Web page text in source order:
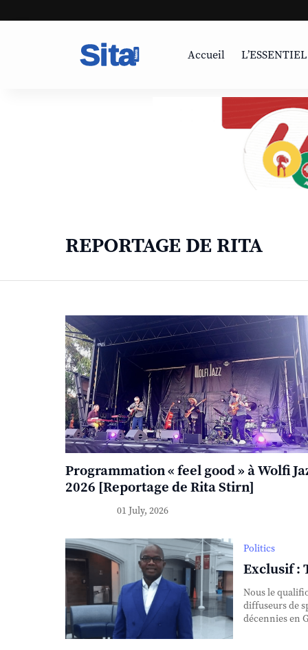
Accueil L’ESSENTIEL
REPORTAGE DE RITA
Programmation « feel good » à Wolfi
2026 [Reportage de Rita Stirn]
01 July, 2026
Politics
Exclusif :
Nous le
diffuseurs de
décennies en